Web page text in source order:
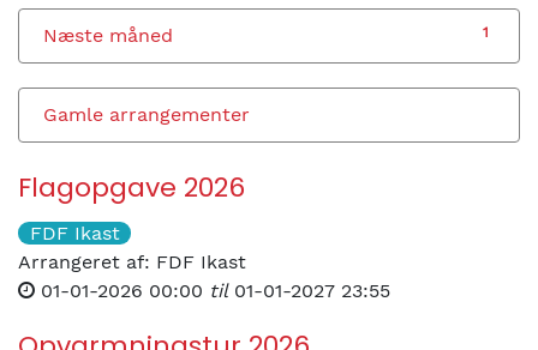
Næste måned 1
Gamle arrangementer
Flagopgave 2026
FDF Ikast
Arrangeret af: FDF Ikast
01-01-2026 00:00 til 01-01-2027 23:55